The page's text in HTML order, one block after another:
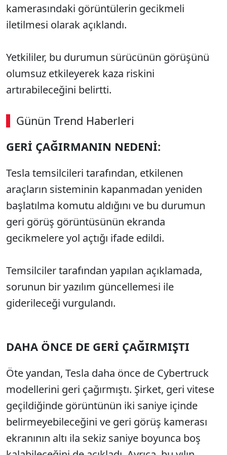
kamerasındaki görüntülerin gecikmeli
iletilmesi olarak açıklandı.
Yetkililer, bu durumun sürücünün görüşünü
olumsuz etkileyerek kaza riskini
artırabileceğini belirtti.
Günün Trend Haberleri
SÖZCÜ SON DAKİKA
GERİ ÇAĞIRMANIN NEDENİ:
Tesla temsilcileri tarafından, etkilenen
araçların sisteminin kapanmadan yeniden
başlatılma komutu aldığını ve bu durumun
geri görüş görüntüsünün ekranda
gecikmelere yol açtığı ifade edildi.
Temsilciler tarafından yapılan açıklamada,
sorunun bir yazılım güncellemesi ile
giderileceği vurgulandı.
DAHA ÖNCE DE GERİ ÇAĞIRMIŞTI
Öte yandan, Tesla daha önce de Cybertruck
modellerini geri çağırmıştı. Şirket, geri vitese
geçildiğinde görüntünün iki saniye içinde
belirmeyebileceğini ve geri görüş kamerası
ekranının altı ila sekiz saniye boyunca boş